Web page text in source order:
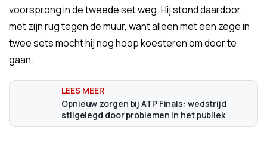
voorsprong in de tweede set weg. Hij stond daardoor
met zijn rug tegen de muur, want alleen met een zege in
twee sets mocht hij nog hoop koesteren om door te
gaan.
Opnieuw zorgen bij ATP Finals: wedstrijd
stilgelegd door problemen in het publiek